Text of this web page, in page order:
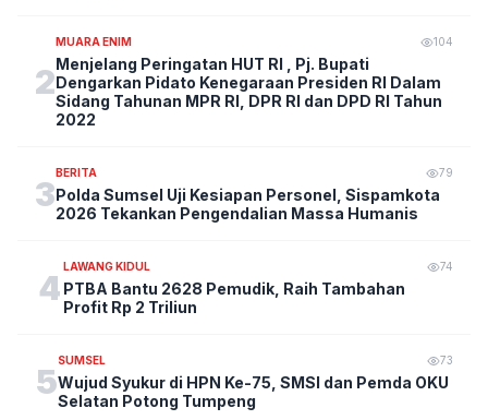
2
MUARA ENIM 104
Menjelang Peringatan HUT RI , Pj. Bupati
Dengarkan Pidato Kenegaraan Presiden RI Dalam
Sidang Tahunan MPR RI, DPR RI dan DPD RI Tahun
2022
3
BERITA 79
Polda Sumsel Uji Kesiapan Personel, Sispamkota
2026 Tekankan Pengendalian Massa Humanis
4
LAWANG KIDUL 74
PTBA Bantu 2628 Pemudik, Raih Tambahan
Profit Rp 2 Triliun
5
SUMSEL 73
Wujud Syukur di HPN Ke-75, SMSI dan Pemda OKU
Selatan Potong Tumpeng